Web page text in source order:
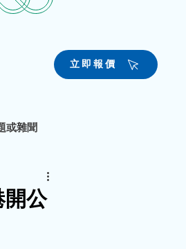
立即報價
或雜聞
開公